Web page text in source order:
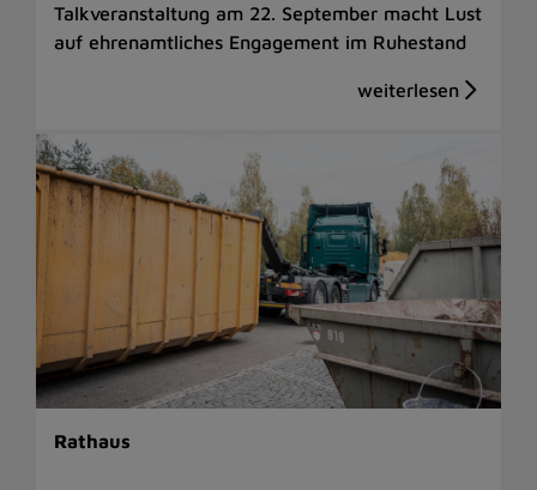
Talkveranstaltung am 22. September macht Lust
auf ehrenamtliches Engagement im Ruhestand
Rathaus